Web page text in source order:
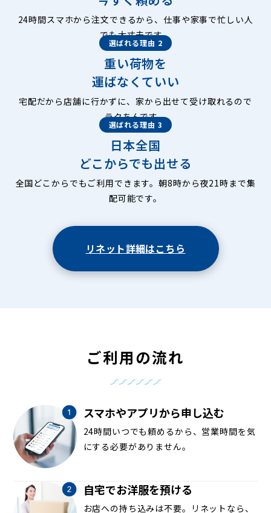
24時間スマホから注文できるから、仕事や家事で忙しい人
でも大丈夫です。
選ばれる理由 2
重い荷物を
運ばなくていい
宅配だから店舗に行かずに、家から出せて受け取れるので
ラクちんです。
選ばれる理由 3
日本全国
どこからでも出せる
全国どこからでもご利用できます。朝8時から夜21時まで集
配可能です。
リネット詳細はこちら
ご利用の流れ
スマホやアプリから申し込む
24時間いつでも頼めるから、営業時間を気
にする必要がありません。
自宅でお洋服を預ける
お店への持ち込みは不要。リネットなら、